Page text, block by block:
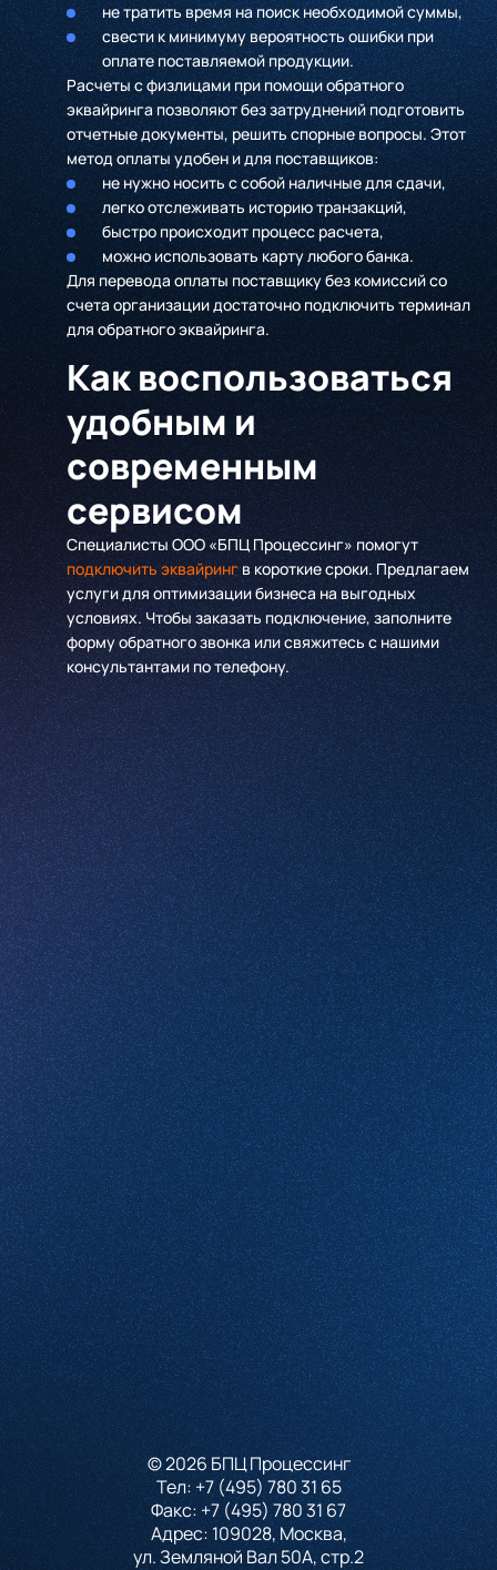
не тратить время на поиск необходимой суммы,
свести к минимуму вероятность ошибки при
оплате поставляемой продукции.
Расчеты с физлицами при помощи обратного
эквайринга позволяют без затруднений подготовить
отчетные документы, решить спорные вопросы. Этот
метод оплаты удобен и для поставщиков:
не нужно носить с собой наличные для сдачи,
легко отслеживать историю транзакций,
быстро происходит процесс расчета,
можно использовать карту любого банка.
Для перевода оплаты поставщику без комиссий со
счета организации достаточно подключить терминал
для обратного эквайринга.
Как воспользоваться
удобным и
современным
сервисом
Специалисты ООО «БПЦ Процессинг» помогут
подключить эквайрингв короткие сроки. Предлагаем
услуги для оптимизации бизнеса на выгодных
условиях. Чтобы заказать подключение, заполните
форму обратного звонка или свяжитесь с нашими
консультантами по телефону.
Имя*
Компания*
Телефон*
Проверочное слово*(Нажмите чтобы обновить)
Email
Какие услуги вас интересуют
Комментарий
Я принимаю условияПользовательского соглашения
и согласен сПолитикой конфиденциальности
Отправить
© 2026 БПЦ Процессинг
Тел:+7 (495) 780 31 65
Факс:+7 (495) 780 31 67
Адрес: 109028, Москва,
ул. Земляной Вал 50А, стр.2